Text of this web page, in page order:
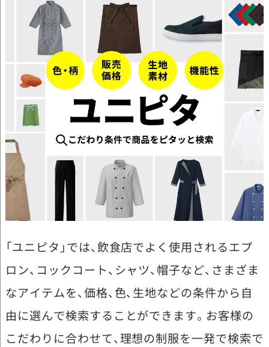
「ユニピタ」では、飲食店でよく使用されるエプ
ロン、コックコート、シャツ、帽子など、さまざま
なアイテムを、価格、色、生地などの条件から自
由に選んで検索することができます。お客様の
こだわりに合わせて、理想の制服を一発で検索で